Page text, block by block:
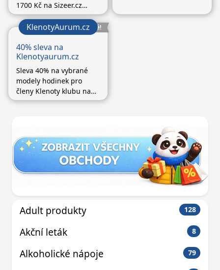
1700 Kč na Sizeer.cz
Zadejte slevový kód na
konci objednávky v
košíku a sleva vám bude
automaticky odečtena.
Skvělé!
KlenotyAurum.cz
40% sleva na
Klenotyaurum.cz
Sleva 40% na vybrané
modely hodinek pro
členy Klenoty klubu na
Klenotyaurum.cz
Adult produkty 128
Akční leták 8
Alkoholické nápoje 79